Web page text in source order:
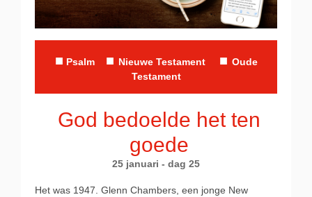
■ Psalm ■ Nieuwe Testament ■ Oude
Testament
God bedoelde het ten
goede
25 januari - dag 25
Het was 1947. Glenn Chambers, een jonge New